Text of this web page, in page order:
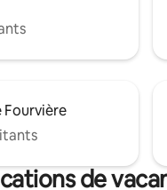
Fourvière
de